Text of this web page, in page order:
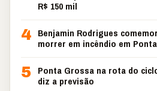
R$ 150 mil
4 Benjamin Rodrigues
morrer em incêndio em
5 Ponta Grossa na rota do
diz a previsão